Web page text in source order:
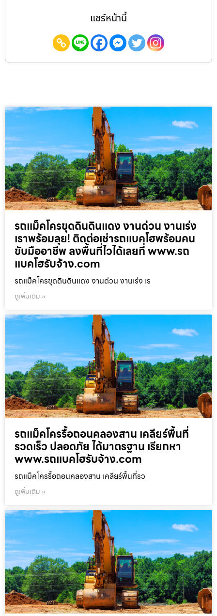
แชร์หน้านี้
รถแม็คโครขุดดินดินแดง งานด่วน งานเร่ง
เราพร้อมลุย! ติดต่อเช่ารถแบคโฮพร้อมคน
ขับมืออาชีพ ลงพื้นที่ไวได้เลยที่ www.รถ
แบคโฮรับจ้าง.com
รถแม็คโครขุดดินดินแดง งานด่วน งานเร่ง เร
ดูเพิ่มเติม »
รถแม็คโครรื้อถอนคลองสาน เคลียร์พื้นที่
รวดเร็ว ปลอดภัย ได้มาตรฐาน เรียกหา
www.รถแบคโฮรับจ้าง.com
รถแม็คโครรื้อถอนคลองสาน เคลียร์พื้นที่รว
ดูเพิ่มเติม »